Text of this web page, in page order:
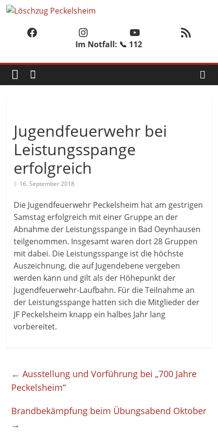
Zum
springenLöschzug
Peckelsheim
Der
zweite
Feuerwehr
der
Stadt
Willebadessen
Facebook Instagram YouTube RSS-Feed
Im Notfall: 📞 112
Jugendfeuerwehr bei
Leistungsspange
erfolgreich
16. September 2018
Die Jugendfeuerwehr Peckelsheim hat am gestrigen
Samstag erfolgreich mit einer Gruppe an der
Abnahme der Leistungsspange in Bad Oeynhausen
teilgenommen. Insgesamt waren dort 28 Gruppen
mit dabei. Die Leistungsspange ist die höchste
Auszeichnung, die auf Jugendebene vergeben
werden kann und gilt als der Höhepunkt der
Jugendfeuerwehr-Laufbahn. Für die Teilnahme an
der Leistungsspange hatten sich die Mitglieder der
JF Peckelsheim knapp ein halbes Jahr lang
vorbereitet.
← Ausstellung und Vorführung bei „700 Jahre
Peckelsheim“
Brandbekämpfung beim Übungsabend Oktober
→